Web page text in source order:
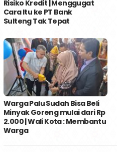
Risiko Kredit | Menggugat
Cara Itu ke PT Bank
Sulteng Tak Tepat
Warga Palu Sudah Bisa Beli
Minyak Goreng mulai dari Rp
2.000 | Wali Kota : Membantu
Warga